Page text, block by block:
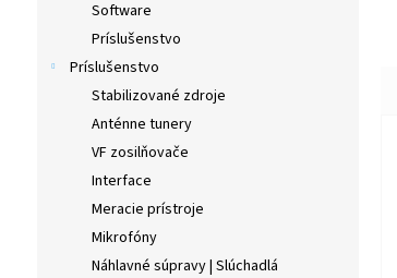
Software
Príslušenstvo
Príslušenstvo
Stabilizované zdroje
Anténne tunery
VF zosilňovače
Interface
Meracie prístroje
Mikrofóny
Náhlavné súpravy | Slúchadlá